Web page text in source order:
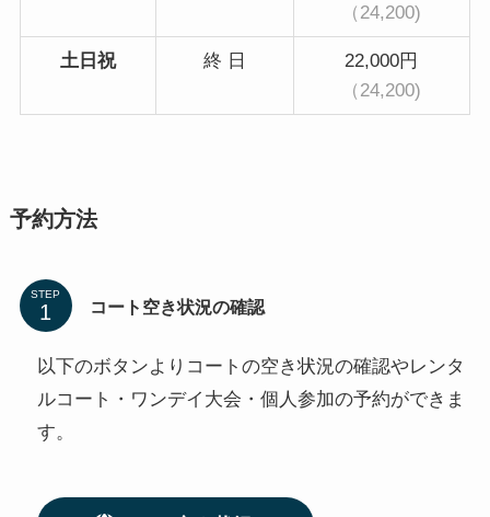
（24,200)
土日祝 終 日
22,000円
（24,200)
予約方法
STEP
コート空き状況の確認
以下のボタンよりコートの空き状況の確認やレンタ
ルコート・ワンデイ大会・個人参加の予約ができま
す。